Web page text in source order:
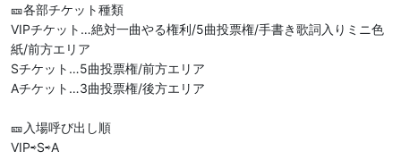
🎫各部チケット種類
VIPチケット…絶対一曲やる権利/5曲投票権/手書き歌詞入りミニ色
紙/前方エリア
Sチケット…5曲投票権/前方エリア
Aチケット…3曲投票権/後方エリア
🎫入場呼び出し順
VIP⇨S⇨A